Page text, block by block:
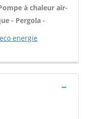
à chaleur air-
- Pergola -
energie